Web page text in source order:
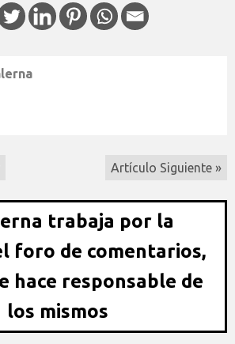
Artículo Siguiente »
trabaja por la
foro de comentarios,
hace responsable de
los mismos